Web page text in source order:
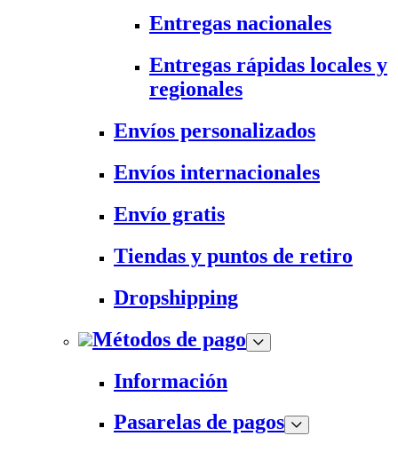
Entregas nacionales
Entregas rápidas locales y
regionales
Envíos personalizados
Envíos internacionales
Envío gratis
Tiendas y puntos de retiro
Dropshipping
Métodos de pago
Información
Pasarelas de pagos